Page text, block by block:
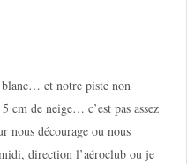
et notre piste non
cm de neige… c’est pas assez
nous décourage ou nous
direction l’aéroclub ou je